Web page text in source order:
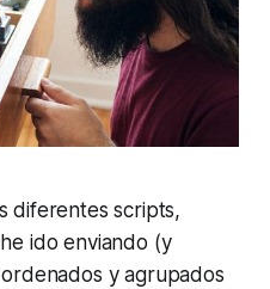
diferentesscripts,
ido enviando (y
y agrupados